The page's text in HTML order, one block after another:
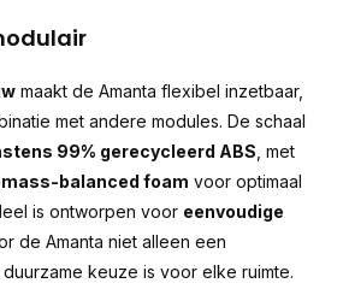
maakt de Amanta flexibel inzetbaar,
met andere modules. De schaal
99% gerecycleerd ABS , met
balanced foam voor optimaal
is ontworpen voor eenvoudige
de Amanta niet alleen een
keuze is voor elke ruimte.